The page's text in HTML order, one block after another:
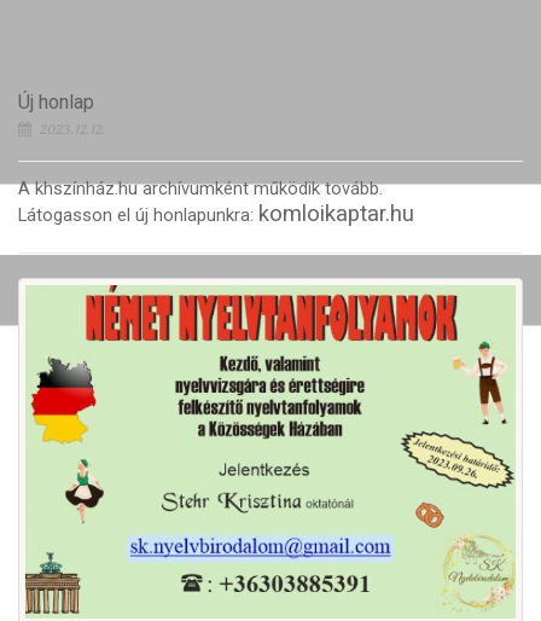
Új honlap
2023.12.12.
A khszínház.hu archívumként működik tovább.
Látogasson el új honlapunkra: komloikaptar.hu